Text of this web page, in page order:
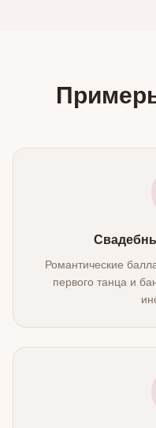
Романтические
первого танца и